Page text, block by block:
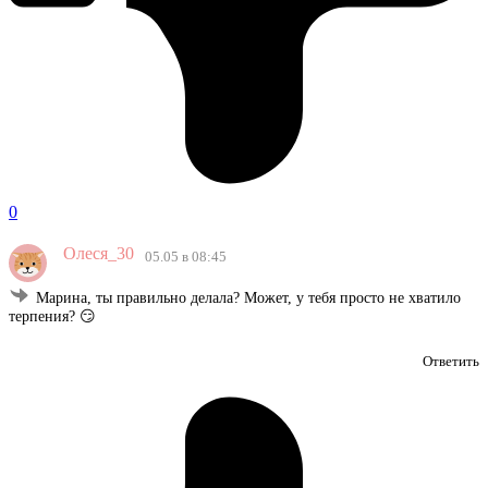
0
Олеся_30 05.05 в 08:45
Марина, ты правильно делала? Может, у тебя просто не хватило
терпения? 😏
Ответить